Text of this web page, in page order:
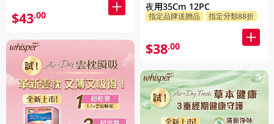
$43.00
夜用35Cm 12PC
指定品牌送贈品 指定分類88折
$38.00